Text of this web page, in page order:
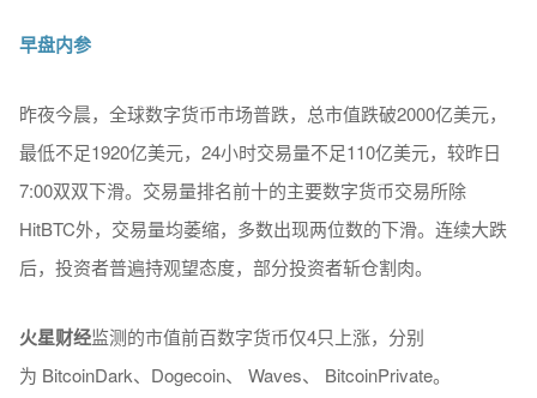
早盘内参
昨夜今晨，全球数字货币市场普跌，总市值跌破2000亿美元，
最低不足1920亿美元，24小时交易量不足110亿美元，较昨日
7:00双双下滑。交易量排名前十的主要数字货币交易所除
HitBTC外，交易量均萎缩，多数出现两位数的下滑。连续大跌
后，投资者普遍持观望态度，部分投资者斩仓割肉。
火星财经监测的市值前百数字货币仅4只上涨，分别
为 BitcoinDark、Dogecoin、 Waves、 BitcoinPrivate。